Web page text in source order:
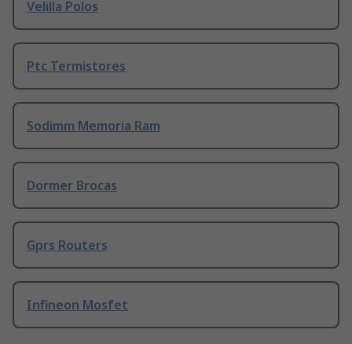
Velilla Polos
Ptc Termistores
Sodimm Memoria Ram
Dormer Brocas
Gprs Routers
Infineon Mosfet